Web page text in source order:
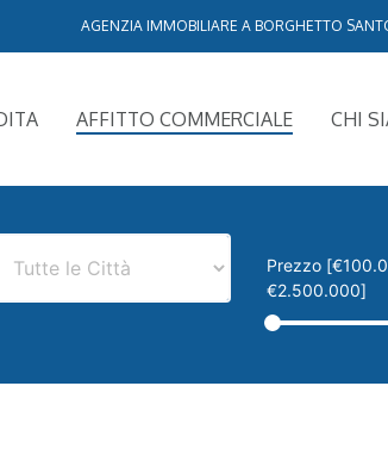
AGENZIA IMMOBILIARE A BORGHETTO
AFFITTO COMMERCIALE CHI
Prezzo [
€2.500.000]